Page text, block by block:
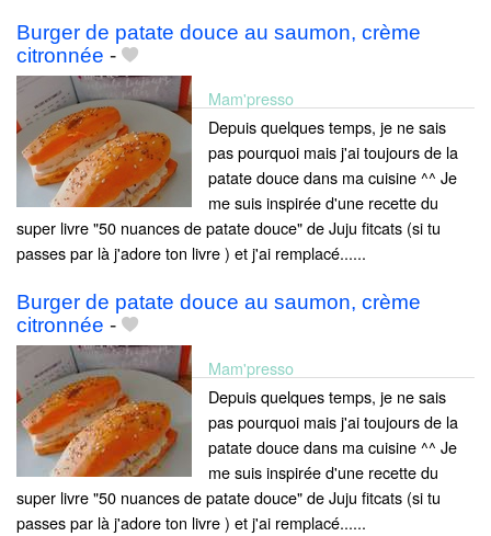
Burger de patate douce au saumon, crème
citronnée -
Mam'presso
Depuis quelques temps, je ne sais
pas pourquoi mais j'ai toujours de la
patate douce dans ma cuisine ^^ Je
me suis inspirée d'une recette du
super livre "50 nuances de patate douce" de Juju fitcats (si tu
passes par là j'adore ton livre ) et j'ai remplacé......
Burger de patate douce au saumon, crème
citronnée -
Mam'presso
Depuis quelques temps, je ne sais
pas pourquoi mais j'ai toujours de la
patate douce dans ma cuisine ^^ Je
me suis inspirée d'une recette du
super livre "50 nuances de patate douce" de Juju fitcats (si tu
passes par là j'adore ton livre ) et j'ai remplacé......